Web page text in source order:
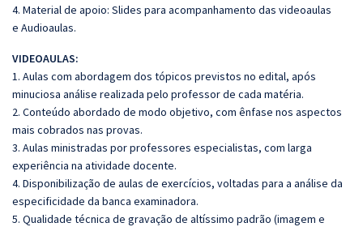
4. Material de apoio: Slides para acompanhamento das videoaulas
e Audioaulas.
VIDEOAULAS:
1. Aulas com abordagem dos tópicos previstos no edital, após
minuciosa análise realizada pelo professor de cada matéria.
2. Conteúdo abordado de modo objetivo, com ênfase nos aspectos
mais cobrados nas provas.
3. Aulas ministradas por professores especialistas, com larga
experiência na atividade docente.
4. Disponibilização de aulas de exercícios, voltadas para a análise da
especificidade da banca examinadora.
5. Qualidade técnica de gravação de altíssimo padrão (imagem e